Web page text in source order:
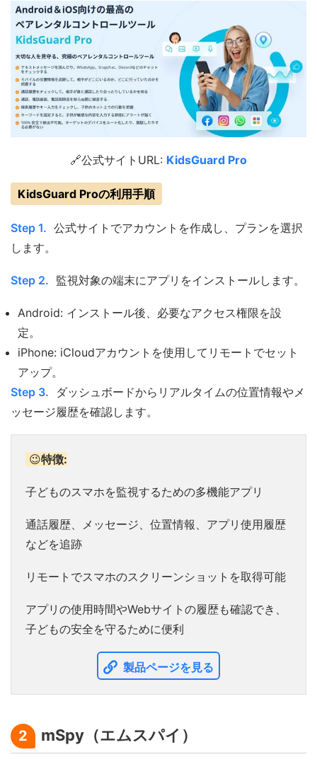
🔗公式サイトURL: KidsGuard Pro
KidsGuard Proの利用手順
Step 1. 公式サイトでアカウントを作成し、プランを選択
します。
Step 2. 監視対象の端末にアプリをインストールします。
Android: インストール後、必要なアクセス権限を設
定。
iPhone: iCloudアカウントを使用してリモートでセット
アップ。
Step 3.
ダッシュボードからリアルタイムの位置情報やメ
ッセージ履歴を確認します。
😉特徴:
子どものスマホを監視するための多機能アプリ
通話履歴、メッセージ、位置情報、アプリ使用履歴
などを追跡
リモートでスマホのスクリーンショットを取得可能
アプリの使用時間やWebサイトの履歴も確認でき、
子どもの安全を守るために便利
製品ページを見る
2 mSpy（エムスパイ）